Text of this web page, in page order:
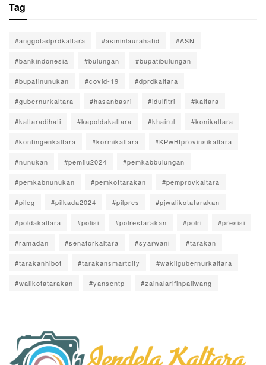
Tag
#anggotadprdkaltara #asminlaurahafid #ASN
#bankindonesia #bulungan #bupatibulungan
#bupatinunukan #covid-19 #dprdkaltara
#gubernurkaltara #hasanbasri #idulfitri #kaltara
#kaltaradihati #kapoldakaltara #khairul #konikaltara
#kontingenkaltara #kormikaltara #KPwBIprovinsikaltara
#nunukan #pemilu2024 #pemkabbulungan
#pemkabnunukan #pemkottarakan #pemprovkaltara
#pileg #pilkada2024 #pilpres #pjwalikotatarakan
#poldakaltara #polisi #polrestarakan #polri #presisi
#ramadan #senatorkaltara #syarwani #tarakan
#tarakanhibot #tarakansmartcity #wakilgubernurkaltara
#walikotatarakan #yansentp #zainalarifinpaliwang